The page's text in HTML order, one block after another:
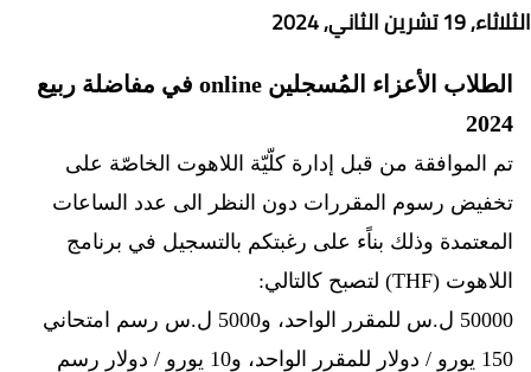
الثلاثاء, 19 تشرين الثاني, 2024
الطلاب الأعزاء المُسجلين online في مفاضلة ربيع
2024
تم الموافقة من قبل إدارة كلّيّة اللاهوت الخاصّة على
تخفيض رسوم المقررات دون النظر الى عدد الساعات
المعتمدة وذلك بناًء على رغبتكم بالتسجيل في برنامج
اللاهوت (THF) لتصبح كالتالي:
50000 ل.س للمقرر الواحد، و5000 ل.س رسم امتحاني
150
يورو / دولار للمقرر الواحد، و10 يورو / دولار رسم